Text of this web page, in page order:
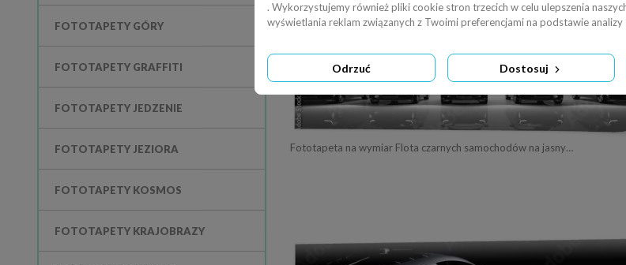
Fototapeta na wymiar Flota czarnych samochodów na jasnym tle.
FOTOTAPETY GÓRY
FOTOTAPETY GRAFFITI
FOTOTAPETY JEDZENIE
FOTOTAPETY JEZIORA
FOTOTAPETY KOSMOS
FOTOTAPETY KRAJOBRAZY
. Wykorzystujemy również pliki cookie stron trzecich w celu ulepszenia
wyświetlania reklam związanych z Twoimi preferencjami na podstawie
Odrzuć Dostosuj